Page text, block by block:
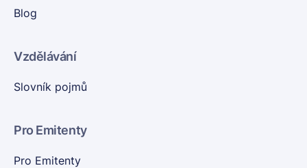
Blog
Vzdělávání
Slovník pojmů
Pro Emitenty
Pro Emitenty